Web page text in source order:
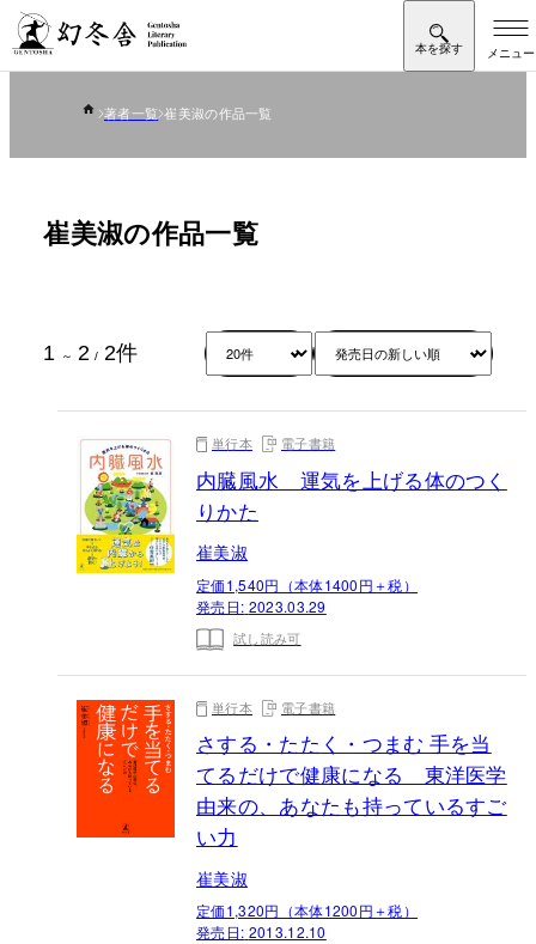
著者一覧 崔美淑の作品一覧
崔美淑の作品一覧
1 ～ 2 / 2件
単行本 電子書籍
内臓風水 運気を上げる体のつく
りかた
崔美淑
定価1,540円（本体1400円＋税）
発売日: 2023.03.29
試し読み可
単行本 電子書籍
さする・たたく・つまむ 手を当
てるだけで健康になる 東洋医学
由来の、あなたも持っているすご
い力
崔美淑
定価1,320円（本体1200円＋税）
発売日: 2013.12.10